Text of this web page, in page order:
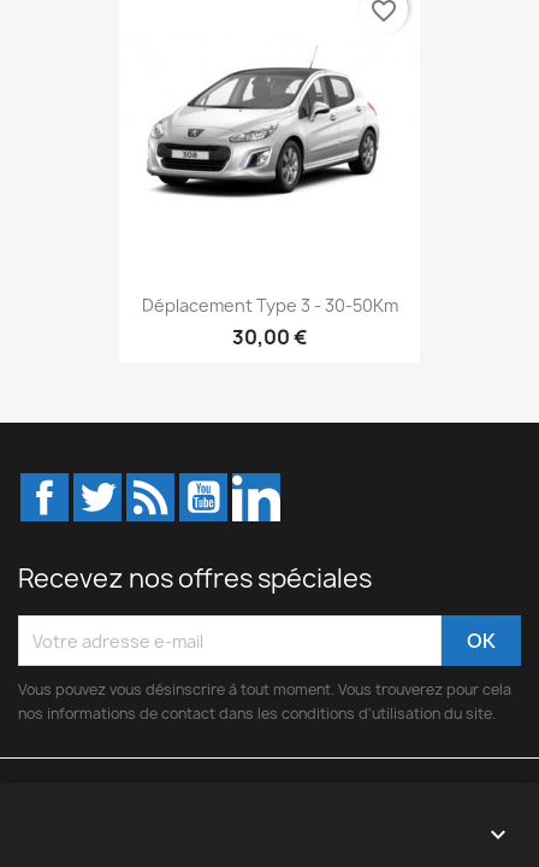
Déplacement Type 3 - 30-50Km
30,00 €
favorite_border
Facebook
Twitter Rss YouTube
Recevez nos offres spéciales
Vous pouvez vous désinscrire à tout moment. Vous trouverez pour cela
nos informations de contact dans les conditions d'utilisation du site.
